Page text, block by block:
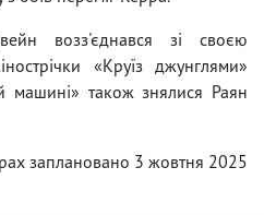
возз'єднався зі своєю
«Круїз джунглями»
машині» також знялися Раян
заплановано 3 жовтня 2025